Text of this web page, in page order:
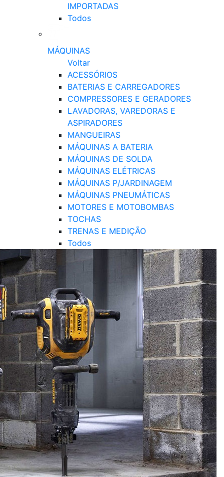
IMPORTADAS
Todos
MÁQUINAS
Voltar
ACESSÓRIOS
BATERIAS E CARREGADORES
COMPRESSORES E GERADORES
LAVADORAS, VAREDORAS E
ASPIRADORES
MANGUEIRAS
MÁQUINAS A BATERIA
MÁQUINAS DE SOLDA
MÁQUINAS ELÉTRICAS
MÁQUINAS P/JARDINAGEM
MÁQUINAS PNEUMÁTICAS
MOTORES E MOTOBOMBAS
TOCHAS
TRENAS E MEDIÇÃO
Todos